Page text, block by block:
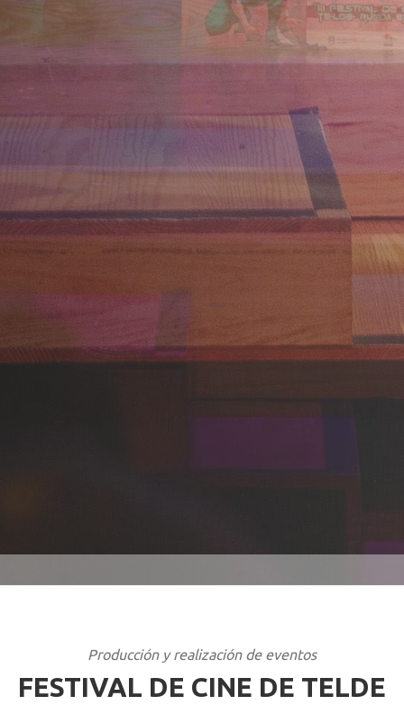
Producción y realización de eventos
FESTIVAL DE CINE DE TELDE